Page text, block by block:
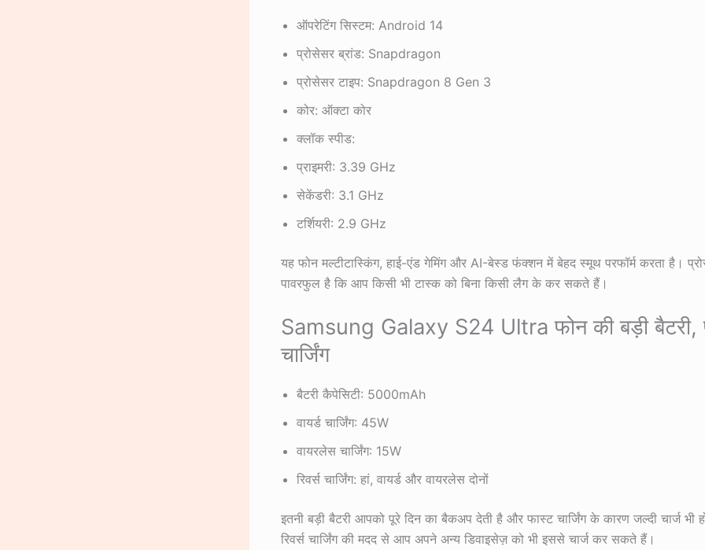
ऑपरेटिंग सिस्टम: Android 14
प्रोसेसर ब्रांड: Snapdragon
प्रोसेसर टाइप: Snapdragon 8 Gen 3
कोर: ऑक्टा कोर
क्लॉक स्पीड:
प्राइमरी: 3.39 GHz
सेकेंडरी: 3.1 GHz
टर्शियरी: 2.9 GHz
यह फोन मल्टीटास्किंग, हाई-एंड गेमिंग और AI-बेस्ड फंक्शन में बेहद स्मूथ परफॉर्म करता है।
पावरफुल है कि आप किसी भी टास्क को बिना किसी लैग के कर सकते हैं।
Samsung Galaxy S24 Ultra फोन की बड़ी बैटरी,
चार्जिंग
बैटरी कैपेसिटी: 5000mAh
वायर्ड चार्जिंग: 45W
वायरलेस चार्जिंग: 15W
रिवर्स चार्जिंग: हां, वायर्ड और वायरलेस दोनों
इतनी बड़ी बैटरी आपको पूरे दिन का बैकअप देती है और फास्ट चार्जिंग के कारण जल्दी चार्ज भी
रिवर्स चार्जिंग की मदद से आप अपने अन्य डिवाइसेज़ को भी इससे चार्ज कर सकते हैं।